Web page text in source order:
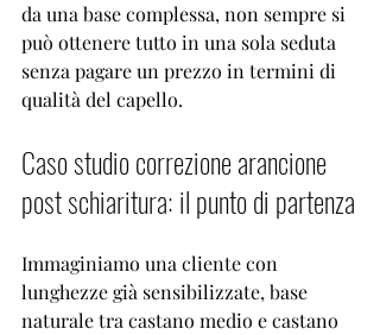
da una base complessa, non sempre si
può ottenere tutto in una sola seduta
senza pagare un prezzo in termini di
qualità del capello.
Caso studio correzione arancione
post schiaritura: il punto di partenza
Immaginiamo una cliente con
lunghezze già sensibilizzate, base
naturale tra castano medio e castano